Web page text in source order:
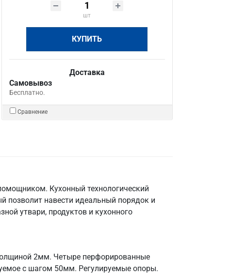
шт
КУПИТЬ
Доставка
Самовывоз
Бесплатно.
Сравнение
Кухонный технологический
позволит навести идеальный порядок и
утвари, продуктов и кухонного
2мм. Четыре перфорированные
с шагом 50мм. Регулируемые опоры.